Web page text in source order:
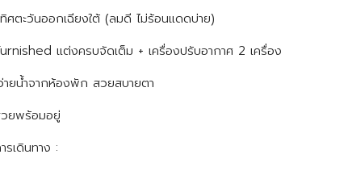
ศตะวันออกเฉียงใต้ (ลมดี ไม่ร้อนแดดบ่าย)
แต่งครบจัดเต็ม + เครื่องปรับอากาศ 2 เครื่อง
ายน้ำจากห้องพัก สวยสบายตา
ยพร้อมอยู่
รเดินทาง :